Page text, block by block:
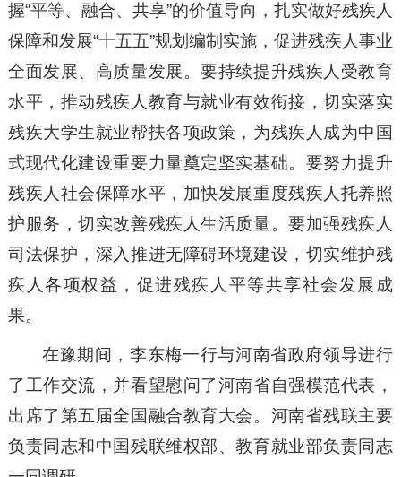
握“平等、融合、共享”的价值导向，扎实做好残疾人
保障和发展“十五五”规划编制实施，促进残疾人事业
全面发展、高质量发展。要持续提升残疾人受教育
水平，推动残疾人教育与就业有效衔接，切实落实
残疾大学生就业帮扶各项政策，为残疾人成为中国
式现代化建设重要力量奠定坚实基础。要努力提升
残疾人社会保障水平，加快发展重度残疾人托养照
护服务，切实改善残疾人生活质量。要加强残疾人
司法保护，深入推进无障碍环境建设，切实维护残
疾人各项权益，促进残疾人平等共享社会发展成
果。
在豫期间，李东梅一行与河南省政府领导进行
了工作交流，并看望慰问了河南省自强模范代表，
出席了第五届全国融合教育大会。河南省残联主要
负责同志和中国残联维权部、教育就业部负责同志